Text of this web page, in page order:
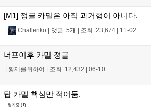
[M1] 정글 카밀은 아직 과거형이 아니다.
Challenko 댓글: 5개 조회: 23,674 11-02
너프이후 카밀 정글
황제를위하여 조회: 12,432 06-10
탑 카밀 핵심만 적어둠.
평가중 (1)